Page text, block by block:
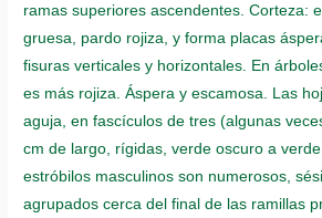
ramas superiores ascendentes. Corteza:
gruesa, pardo rojiza, y forma placas
fisuras verticales y horizontales. En
es más rojiza. Áspera y escamosa. Las
aguja, en fascículos de tres (algunas
cm de largo, rígidas, verde oscuro a
estróbilos masculinos son numerosos,
agrupados cerca del final de las ramillas